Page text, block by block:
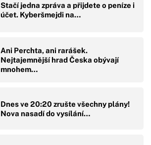
Stačí jedna zpráva a přijdete o peníze i
účet. Kyberšmejdi na…
Ani Perchta, ani rarášek.
Nejtajemnější hrad Česka obývají
mnohem…
Dnes ve 20:20 zrušte všechny plány!
Nova nasadí do vysílání…